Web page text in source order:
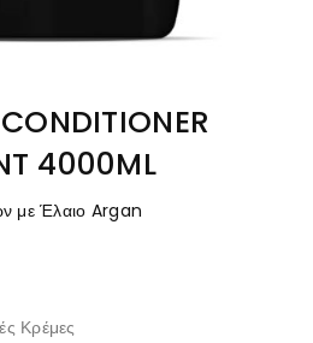
4000ML
με Έλαιο Argan
Κρέμες